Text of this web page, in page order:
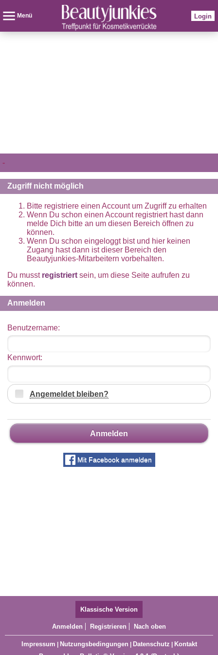
Menü Login
-
Zugriff nicht möglich
Bitte registriere einen Account um Zugriff zu erhalten
Wenn Du schon einen Account registriert hast dann
melde Dich bitte an um diesen Bereich öffnen zu
können.
Wenn Du schon eingeloggt bist und hier keinen
Zugang hast dann ist dieser Bereich den
Beautyjunkies-Mitarbeitern vorbehalten.
Du musst registriert sein, um diese Seite aufrufen zu
können.
Anmelden
Benutzername:
Kennwort:
Angemeldet bleiben?
Anmelden
Mit Facebook anmelden
Klassische Version
Anmelden Registrieren Nach oben
Impressum Nutzungsbedingungen Datenschutz
Kontakt